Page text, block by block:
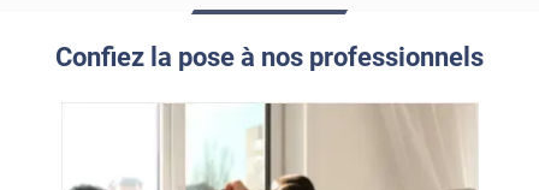
Confiez la pose à nos professionnels